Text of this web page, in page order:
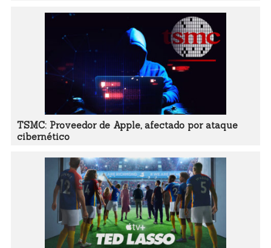
TSMC: Proveedor de Apple, afectado por ataque
cibernético